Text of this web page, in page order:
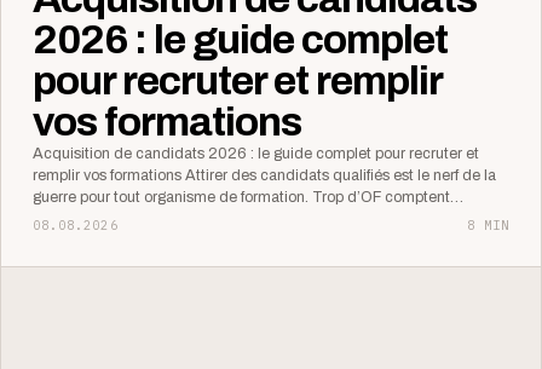
2026 : le guide complet
pour recruter et remplir
vos formations
Acquisition de candidats 2026 : le guide complet pour recruter et
remplir vos formations Attirer des candidats qualifiés est le nerf de la
guerre pour tout organisme de formation. Trop d’OF comptent…
08.08.2026
8 MIN